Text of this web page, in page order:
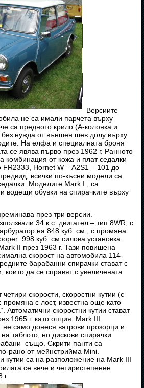
Версиите
не са имали парчета върху
са предното крило (A-колонка и
без нужда от външен шев долу върху
На елфа и специалната броня
се явява първо през 1962 г. Ранното
комбинация от кожа и плат седалки
FR2333, Hornet W – A2S1 – 101 до
всички по-късни модели са
Моделите Mark I , са
водещи обувки на спирачките върху
през три версии.
34 к.с. двигател – тип 8WR, с
на 848 куб. см., с промяна
998 куб. см силова установка
II през 1963 г. Тази повишена
скорост на автомобила 114-
барабанни спирачки стават с
които да се справят с увеличената
скорости, скоростни кутии (с
промяна с лост, известна още като
Автоматични скоростни кутии стават
1965 г. като опция. Mark III
само донеся вятрови прозорци и
таблото, но дискови спирачки
също. Скрити панти са
рано от мейнстрийма Mini.
кутии са на разположение на Mark III
се вече и четиристепенен
г.